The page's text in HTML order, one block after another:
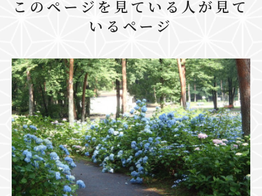
このページを見ている人が見て
いるページ